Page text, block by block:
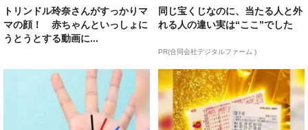
トリンドル玲奈さんがすっかりマ
マの顔！ 赤ちゃんといっしょに
うとうとする動画に...
同じ宝くじなのに、当たる人と外
れる人の違い実は“ここ”でした
PR(合同会社デジタルファーム )